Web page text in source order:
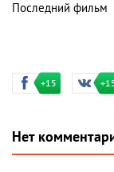
Последний фильм
+15
Нет